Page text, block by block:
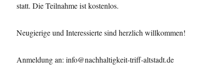
statt. Die Teilnahme ist kostenlos.
Neugierige und Interessierte sind herzlich willkommen!
Anmeldung an: info@nachhaltigkeit-triff-altstadt.de